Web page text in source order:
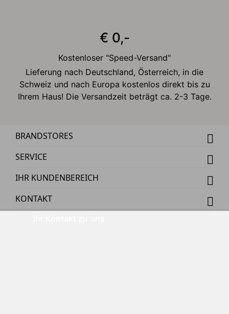
€ 0,-
Kostenloser "Speed-Versand"
Lieferung nach Deutschland, Österreich, in die
Schweiz und nach Europa kostenlos direkt bis zu
Ihrem Haus! Die Versandzeit beträgt ca. 2-3 Tage.
BRANDSTORES
SERVICE
IHR KUNDENBEREICH
KONTAKT